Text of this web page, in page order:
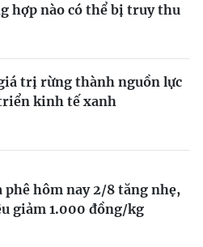
hợp nào có thể bị truy thu
trị rừng thành nguồn lực
kinh tế xanh
phê hôm nay 2/8 tăng nhẹ,
giảm 1.000 đồng/kg